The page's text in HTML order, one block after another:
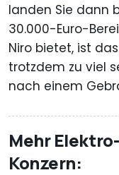
landen Sie dann
30.000-Euro-
Niro bietet, ist
trotzdem zu viel
nach einem
Mehr
Konzern: